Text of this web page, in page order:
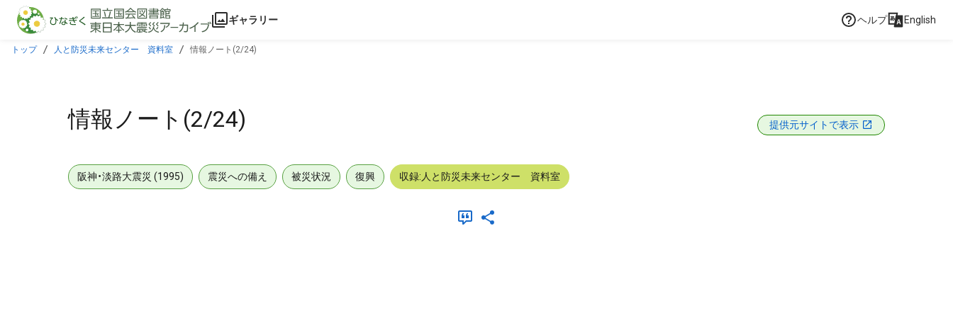
本文に飛ぶ
ギャラリー ヘルプ English
トップ 人と防災未来センター 資料室 情報ノート(2/24)
情報ノート(2/24) 提供元サイトで表示
阪神・淡路大震災 (1995) 震災への備え 被災状況 復興 収録:人と防災未来センター 資料室